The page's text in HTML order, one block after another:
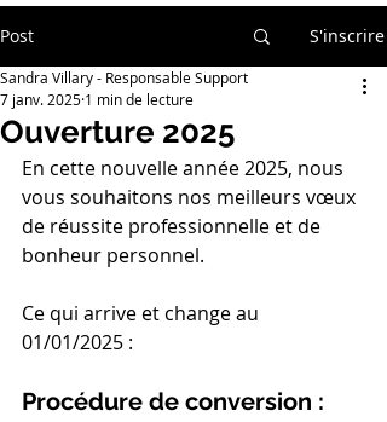
Post S'inscrire
Ouverture 2025
Sandra Villary - Responsable Support
7 janv. 2025 1 min de lecture
En cette nouvelle année 2025, nous
vous souhaitons nos meilleurs vœux
de réussite professionnelle et de
bonheur personnel.
Ce qui arrive et change au
01/01/2025 :
Procédure de conversion :